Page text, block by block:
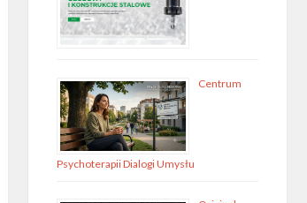
Centrum
Psychoterapii Dialogi Umysłu